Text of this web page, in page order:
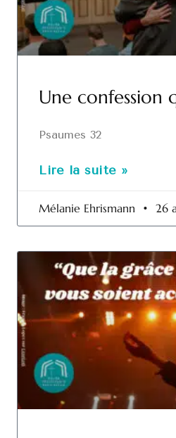
Une confession
Psaumes 32
Lire la suite »
Mélanie Ehrismann 26